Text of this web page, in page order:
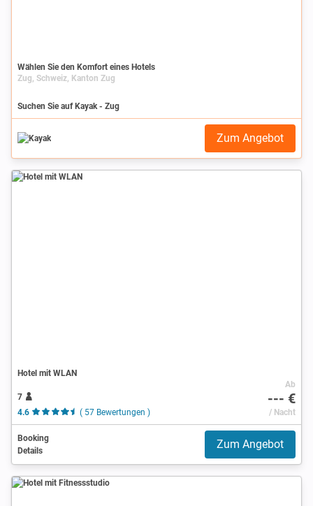
Wählen Sie den Komfort eines Hotels
Zug, Schweiz, Kanton Zug
Suchen Sie auf Kayak - Zug
Zum Angebot
Hotel mit WLAN
7
4.6
( 57 Bewertungen )
Ab
--- €
/ Nacht
Booking
Details
Zum Angebot